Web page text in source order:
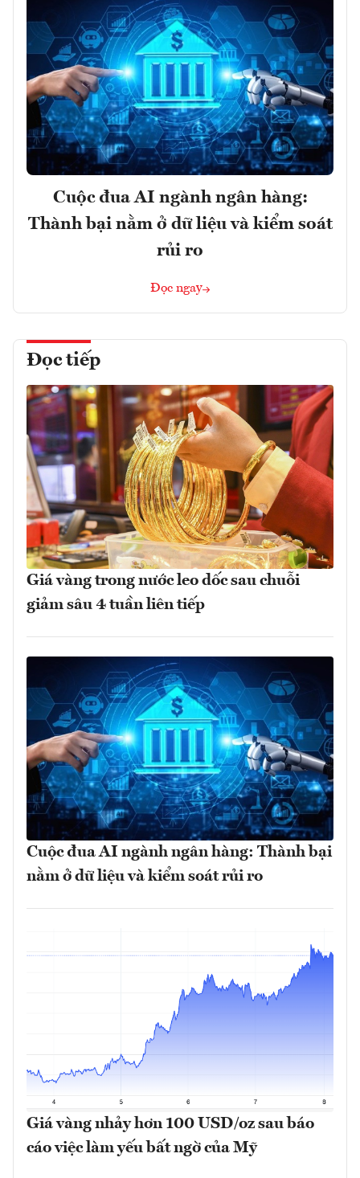
Cuộc đua AI ngành ngân hàng:
Thành bại nằm ở dữ liệu và kiểm soát
rủi ro
Đọc ngay
Đọc tiếp
Giá vàng trong nước leo dốc sau chuỗi
giảm sâu 4 tuần liên tiếp
Cuộc đua AI ngành ngân hàng: Thành bại
nằm ở dữ liệu và kiểm soát rủi ro
Giá vàng nhảy hơn 100 USD/oz sau báo
cáo việc làm yếu bất ngờ của Mỹ